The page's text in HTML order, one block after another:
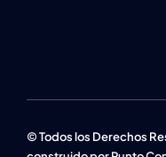
© Todos los Derechos